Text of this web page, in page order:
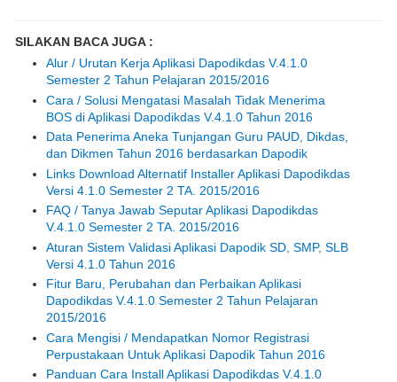
SILAKAN BACA JUGA :
Alur / Urutan Kerja Aplikasi Dapodikdas V.4.1.0
Semester 2 Tahun Pelajaran 2015/2016
Cara / Solusi Mengatasi Masalah Tidak Menerima
BOS di Aplikasi Dapodikdas V.4.1.0 Tahun 2016
Data Penerima Aneka Tunjangan Guru PAUD, Dikdas,
dan Dikmen Tahun 2016 berdasarkan Dapodik
Links Download Alternatif Installer Aplikasi Dapodikdas
Versi 4.1.0 Semester 2 TA. 2015/2016
FAQ / Tanya Jawab Seputar Aplikasi Dapodikdas
V.4.1.0 Semester 2 TA. 2015/2016
Aturan Sistem Validasi Aplikasi Dapodik SD, SMP, SLB
Versi 4.1.0 Tahun 2016
Fitur Baru, Perubahan dan Perbaikan Aplikasi
Dapodikdas V.4.1.0 Semester 2 Tahun Pelajaran
2015/2016
Cara Mengisi / Mendapatkan Nomor Registrasi
Perpustakaan Untuk Aplikasi Dapodik Tahun 2016
Panduan Cara Install Aplikasi Dapodikdas V.4.1.0